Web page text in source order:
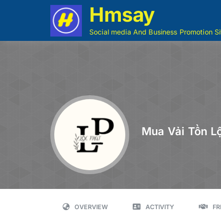
Hmsay
Social media And Business Promotion
Mua Vải Tồn
OVERVIEW ACTIVITY